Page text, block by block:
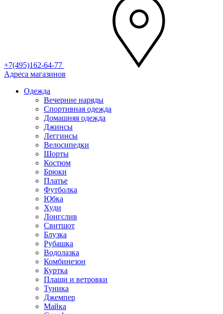
+7(495)162-64-77
Адреса магазинов
Одежда
Вечерние наряды
Спортивная одежда
Домашняя одежда
Джинсы
Леггинсы
Велосипедки
Шорты
Костюм
Брюки
Платье
Футболка
Юбка
Худи
Лонгслив
Свитшот
Блузка
Рубашка
Водолазка
Комбинезон
Куртка
Плащи и ветровки
Туника
Джемпер
Майка